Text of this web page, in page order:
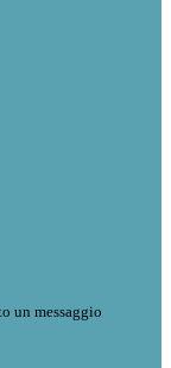
un messaggio